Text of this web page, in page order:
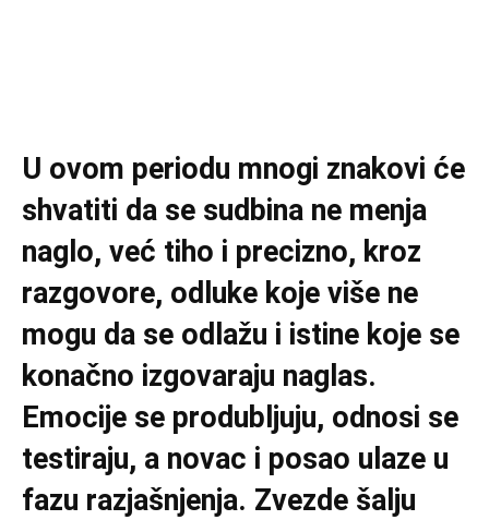
U ovom periodu mnogi znakovi će
shvatiti da se sudbina ne menja
naglo, već tiho i precizno, kroz
razgovore, odluke koje više ne
mogu da se odlažu i istine koje se
konačno izgovaraju naglas.
Emocije se produbljuju, odnosi se
testiraju, a novac i posao ulaze u
fazu razjašnjenja. Zvezde šalju